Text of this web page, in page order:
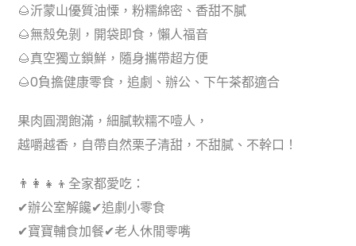
🌰沂蒙山優質油慄，粉糯綿密、香甜不膩
🌰無殼免剝，開袋即食，懶人福音
🌰真空獨立鎖鮮，隨身攜帶超方便
🌰0負擔健康零食，追劇、辦公、下午茶都適合
果肉圓潤飽滿，細膩軟糯不噎人，
越嚼越香，自帶自然栗子清甜，不甜膩、不幹口！
👨‍👩‍👧‍👦全家都愛吃：
✔辦公室解饞✔追劇小零食
✔寶寶輔食加餐✔老人休閒零嘴